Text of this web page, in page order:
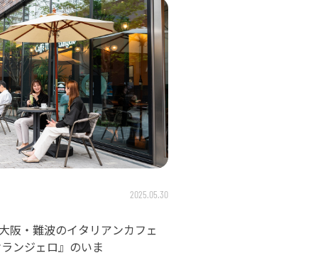
2025.05.30
阪・難波のイタリアンカフェ
ンジェロ』のいま